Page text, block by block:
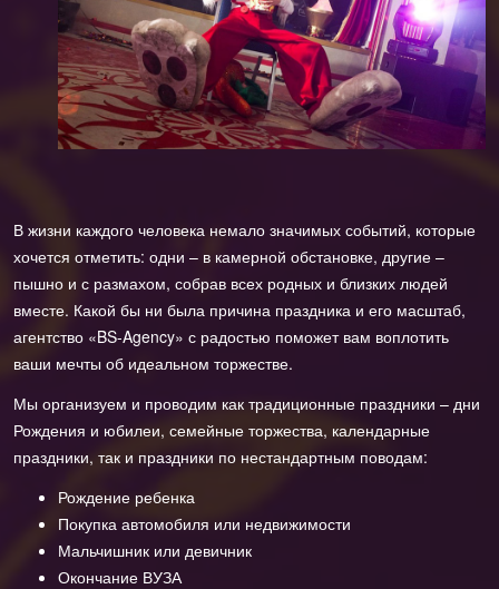
В жизни каждого человека немало значимых событий, которые
хочется отметить: одни – в камерной обстановке, другие –
пышно и с размахом, собрав всех родных и близких людей
вместе. Какой бы ни была причина праздника и его масштаб,
агентство «BS-Agency» с радостью поможет вам воплотить
ваши мечты об идеальном торжестве.
Мы организуем и проводим как традиционные праздники – дни
Рождения и юбилеи, семейные торжества, календарные
праздники, так и праздники по нестандартным поводам:
Рождение ребенка
Покупка автомобиля или недвижимости
Мальчишник или девичник
Окончание ВУЗА